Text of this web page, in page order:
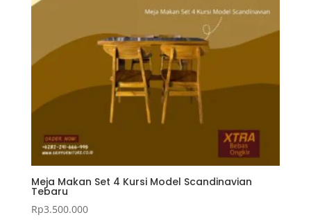
Meja Makan Set 4 Kursi Model Scandinavian
Tebaru
Rp3.500.000